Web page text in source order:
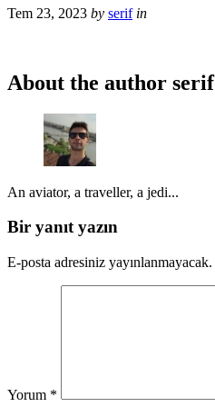
Tem 23, 2023 by serif in
About the author serif
An aviator, a traveller, a jedi...
Bir yanıt yazın
E-posta adresiniz yayınlanmayacak.
Yorum *